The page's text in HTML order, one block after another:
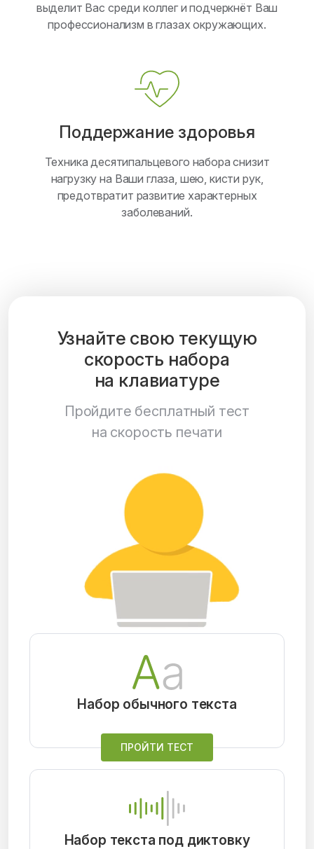
выделит Вас среди коллег и подчеркнёт Ваш
профессионализм в глазах окружающих.
Поддержание здоровья
Техника десятипальцевого набора снизит
нагрузку на Ваши глаза, шею, кисти рук,
предотвратит развитие характерных
заболеваний.
Узнайте свою текущую
скорость набора
на клавиатуре
Пройдите бесплатный тест
на скорость печати
Набор обычного текста
ПРОЙТИ ТЕСТ
Набор текста под диктовку